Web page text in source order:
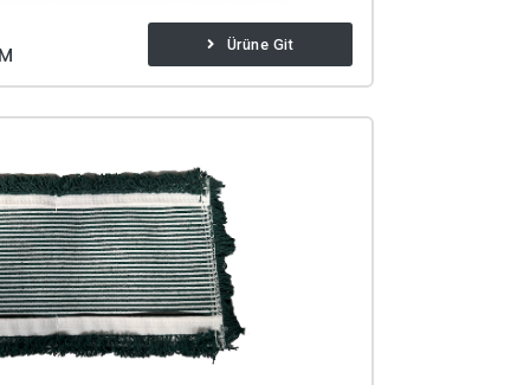
Ürüne Git